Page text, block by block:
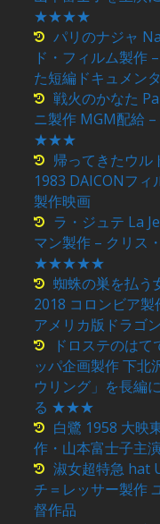
★★★★
パリのナジャ
ド・フィルム製作
た短編ドキュメン
戦火のかなた
ニ製作 MGM配給
★★★
帰ってきたウル
1983 DAICONフィ
製作映画
ラ・ジュテ La
マン製作 – クリス
★★★★★
蜘蛛の巣を払
2018 コロンビア
アメリカ版ドラゴ
ドロステのは
ッパ企画製作 下北
ウリング」を長編
る ★★★
白鷺 1958 大映
作・山本富士子主
淑女超特急 hat
チ＝レッサー製作
督作品